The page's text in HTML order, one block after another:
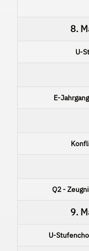
8.
U-
E-
Q2 -
9.
U-